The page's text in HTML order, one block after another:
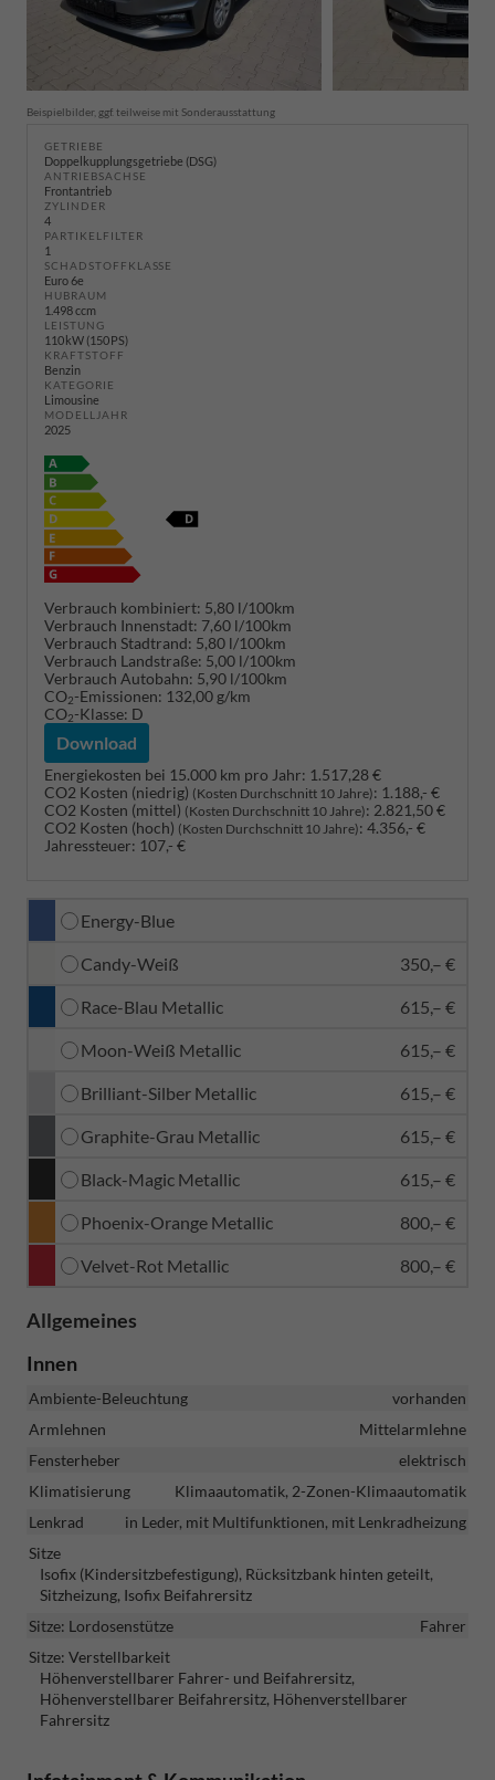
Beispielbilder, ggf. teilweise mit Sonderausstattung
GETRIEBE
Doppelkupplungsgetriebe (DSG)
ANTRIEBSACHSE
Frontantrieb
ZYLINDER
4
PARTIKELFILTER
1
SCHADSTOFFKLASSE
Euro 6e
HUBRAUM
1.498 ccm
LEISTUNG
110 kW (150 PS)
KRAFTSTOFF
Benzin
KATEGORIE
Limousine
MODELLJAHR
2025
Verbrauch kombiniert: 5,80 l/100km
Verbrauch Innenstadt: 7,60 l/100km
Verbrauch Stadtrand: 5,80 l/100km
Verbrauch Landstraße: 5,00 l/100km
Verbrauch Autobahn: 5,90 l/100km
CO2-Emissionen: 132,00 g/km
CO2-Klasse: D
Download
Energiekosten bei 15.000 km pro Jahr: 1.517,28 €
CO2 Kosten (niedrig) (Kosten Durchschnitt 10 Jahre): 1.188,- €
CO2 Kosten (mittel) (Kosten Durchschnitt 10 Jahre): 2.821,50 €
CO2 Kosten (hoch) (Kosten Durchschnitt 10 Jahre): 4.356,- €
Jahressteuer: 107,- €
Energy-Blue
Candy-Weiß 350,– €
Race-Blau Metallic 615,– €
Moon-Weiß Metallic 615,– €
Brilliant-Silber Metallic 615,– €
Graphite-Grau Metallic 615,– €
Black-Magic Metallic 615,– €
Phoenix-Orange Metallic 800,– €
Velvet-Rot Metallic 800,– €
Allgemeines
Innen
Ambiente-Beleuchtung
vorhanden
Armlehnen
Mittelarmlehne
Fensterheber
elektrisch
Klimatisierung
Klimaautomatik, 2-Zonen-Klimaautomatik
Lenkrad
in Leder, mit Multifunktionen, mit Lenkradheizung
Sitze
Isofix (Kindersitzbefestigung), Rücksitzbank hinten geteilt,
Sitzheizung, Isofix Beifahrersitz
Sitze: Lordosenstütze
Fahrer
Sitze: Verstellbarkeit
Höhenverstellbarer Fahrer- und Beifahrersitz,
Höhenverstellbarer Beifahrersitz, Höhenverstellbarer
Fahrersitz